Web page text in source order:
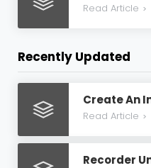
Read Article >
Recently Updated
Create An
Read Article >
Recorder